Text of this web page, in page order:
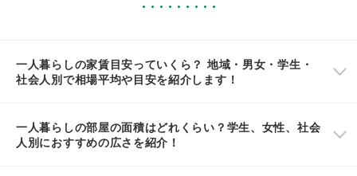
一人暮らしの家賃目安っていくら？ 地域・男女・学生・
社会人別で相場平均や目安を紹介します！
一人暮らしの部屋の面積はどれくらい？学生、女性、社会
人別におすすめの広さを紹介！